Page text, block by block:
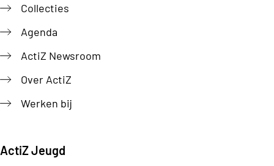
Collecties
Agenda
ActiZ Newsroom
Over ActiZ
Werken bij
ActiZ Jeugd